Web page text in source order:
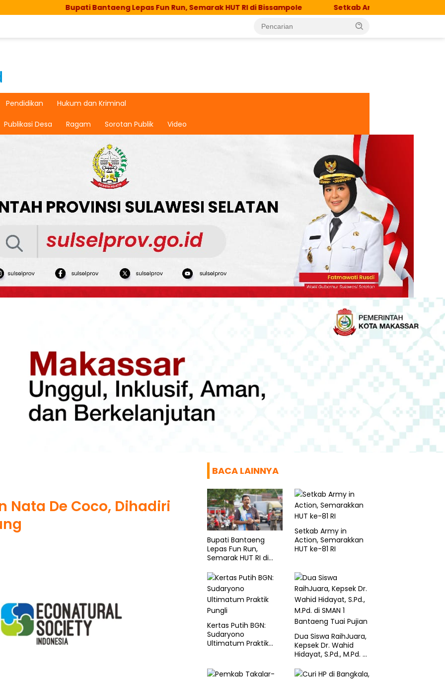
Bupati Bantaeng Lepas Fun Run, Semarak HUT RI di Bissampole Setkab Army in Action, Semarakkan HUT ke-
Pendidikan Hukum dan Kriminal
Publikasi Desa Ragam Sorotan Publik Video
Nata De Coco, Dihadiri
BACA LAINNYA
Bupati Bantaeng
Lepas Fun Run,
Semarak HUT RI di
Setkab Army in
Action, Semarakkan
HUT ke-81 RI
Kertas Putih BGN:
Sudaryono
Ultimatum Praktik
Dua Siswa RaihJuara,
Kepsek Dr. Wahid
Hidayat, S.Pd., M.Pd. di
Tuai Pujian